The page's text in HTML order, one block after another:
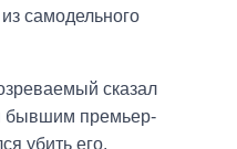
самодельного
сказал
бывшим премьер-
убить его.